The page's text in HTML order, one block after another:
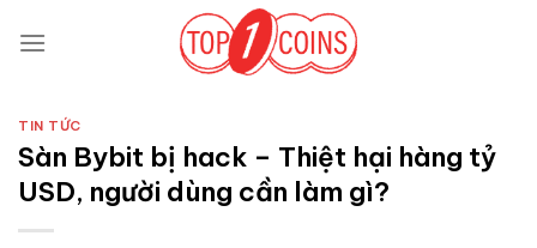
qua
TIN TỨC
Sàn Bybit bị hack – Thiệt hại hàng tỷ
USD, người dùng cần làm gì?